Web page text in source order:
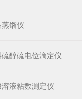
馏仪
醇硫电位滴定仪
液粘数测定仪